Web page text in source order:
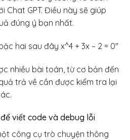
Chat GPT. Điều này sẽ giúp
đúng ý bạn nhất.
hai sau đây x^4 + 3x – 2 = 0″
nhiều bài toán, từ cơ bản đến
trả về cần được kiểm tra lại
viết code và debug lỗi
công cụ trò chuyện thông